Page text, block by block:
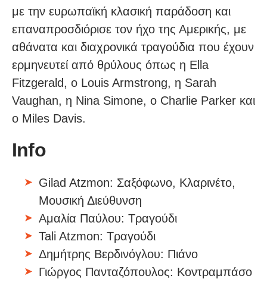
με την ευρωπαϊκή κλασική παράδοση και
επαναπροσδιόρισε τον ήχο της Αμερικής, με
αθάνατα και διαχρονικά τραγούδια που έχουν
ερμηνευτεί από θρύλους όπως η Ella
Fitzgerald, ο Louis Armstrong, η Sarah
Vaughan, η Nina Simone, ο Charlie Parker και
ο Miles Davis.
Info
Gilad Atzmon: Σαξόφωνο, Κλαρινέτο,
Μουσική Διεύθυνση
Αμαλία Παύλου: Τραγούδι
Tali Atzmon: Τραγούδι
Δημήτρης Βερδινόγλου: Πιάνο
Γιώργος Πανταζόπουλος: Κοντραμπάσο